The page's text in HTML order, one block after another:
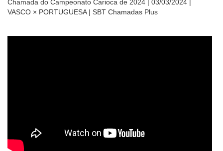
Chamada do Campeonato Carioca de 2024 | 03/03/2024 |
VASCO × PORTUGUESA | SBT Chamadas Plus